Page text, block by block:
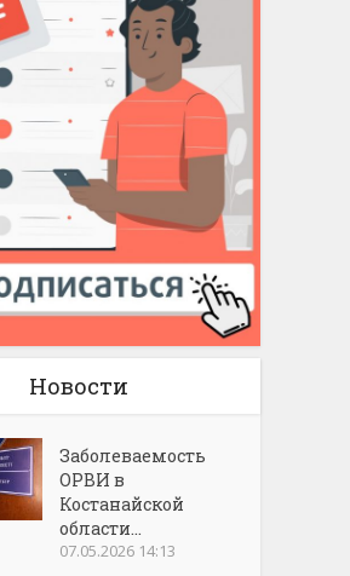
Новости
Заболеваемость
ОРВИ в
Костанайской
области...
07.05.2026 14:13